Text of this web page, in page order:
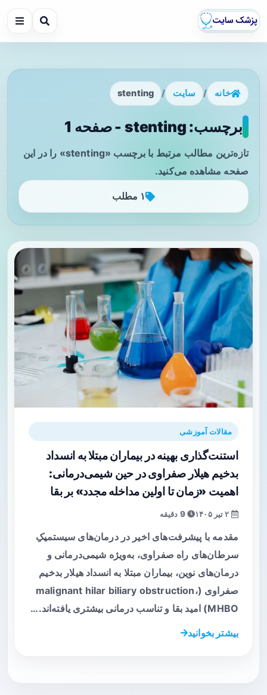
خانه / سایت /
stenting
برچسب: stenting - صفحه 1
تازه‌ترین مطالب مرتبط با برچسب «stenting» را در این
صفحه مشاهده می‌کنید.
۱ مطلب
مقالات آموزشی
استنت‌گذاری بهینه در بیماران مبتلا به انسداد
بدخیم هیلار صفراوی در حین شیمی‌درمانی:
اهمیت «زمان تا اولین مداخله مجدد» بر بقا
9 دقیقه
مقدمه با پیشرفت‌های اخیر در درمان‌های سیستمیکِ
سرطان‌های راه صفراوی، به‌ویژه شیمی‌درمانی و
درمان‌های نوین، بیماران مبتلا به انسداد هیلار بدخیم
صفراوی (malignant hilar biliary obstruction،
MHBO) امید بقا و تناسب درمانی بیشتری یافته‌اند.…
بیشتر بخوانید